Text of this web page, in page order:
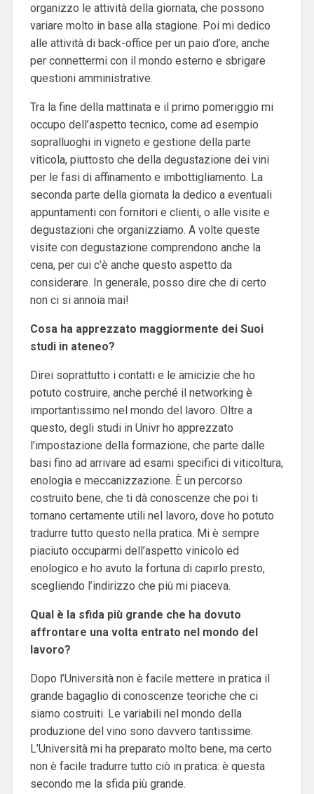
organizzo le attività della giornata, che possono
variare molto in base alla stagione. Poi mi dedico
alle attività di back-office per un paio d’ore, anche
per connettermi con il mondo esterno e sbrigare
questioni amministrative.
Tra la fine della mattinata e il primo pomeriggio mi
occupo dell’aspetto tecnico, come ad esempio
sopralluoghi in vigneto e gestione della parte
viticola, piuttosto che della degustazione dei vini
per le fasi di affinamento e imbottigliamento. La
seconda parte della giornata la dedico a eventuali
appuntamenti con fornitori e clienti, o alle visite e
degustazioni che organizziamo. A volte queste
visite con degustazione comprendono anche la
cena, per cui c’è anche questo aspetto da
considerare. In generale, posso dire che di certo
non ci si annoia mai!
Cosa ha apprezzato maggiormente dei Suoi
studi in ateneo?
Direi soprattutto i contatti e le amicizie che ho
potuto costruire, anche perché il networking è
importantissimo nel mondo del lavoro. Oltre a
questo, degli studi in Univr ho apprezzato
l’impostazione della formazione, che parte dalle
basi fino ad arrivare ad esami specifici di viticoltura,
enologia e meccanizzazione. È un percorso
costruito bene, che ti dà conoscenze che poi ti
tornano certamente utili nel lavoro, dove ho potuto
tradurre tutto questo nella pratica. Mi è sempre
piaciuto occuparmi dell’aspetto vinicolo ed
enologico e ho avuto la fortuna di capirlo presto,
scegliendo l’indirizzo che più mi piaceva.
Qual è la sfida più grande che ha dovuto
affrontare una volta entrato nel mondo del
lavoro?
Dopo l’Università non è facile mettere in pratica il
grande bagaglio di conoscenze teoriche che ci
siamo costruiti. Le variabili nel mondo della
produzione del vino sono davvero tantissime.
L’Università mi ha preparato molto bene, ma certo
non è facile tradurre tutto ciò in pratica: è questa
secondo me la sfida più grande.